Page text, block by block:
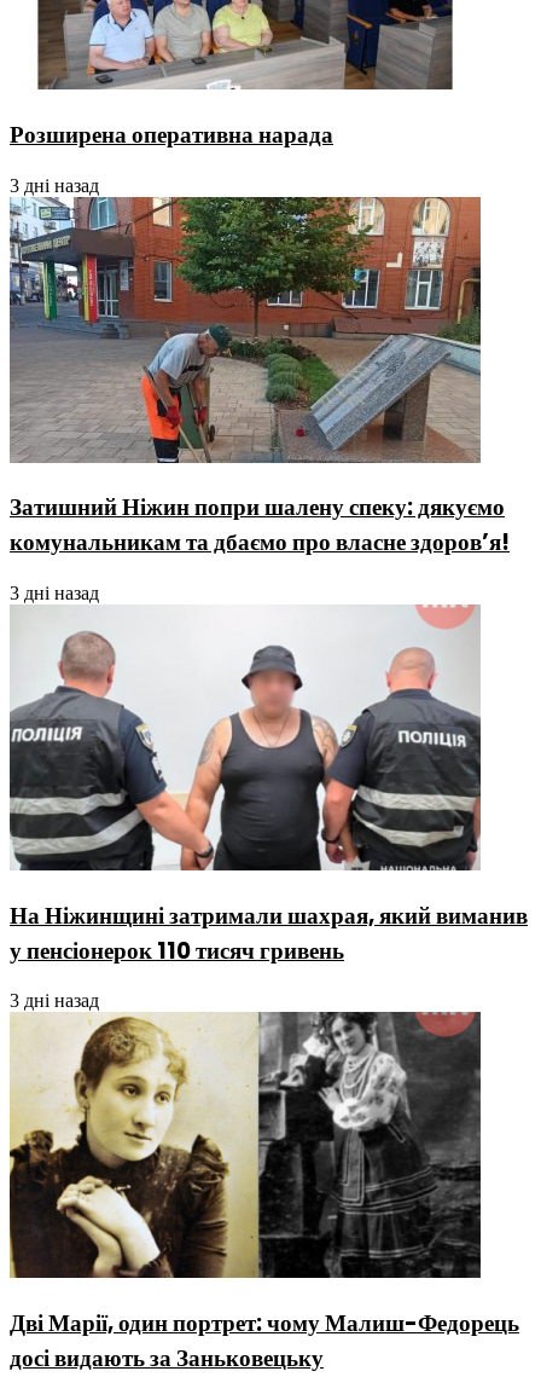
Розширена оперативна нарада
3 дні назад
Затишний Ніжин попри шалену спеку: дякуємо
комунальникам та дбаємо про власне здоров’я!
3 дні назад
На Ніжинщині затримали шахрая, який виманив
у пенсіонерок 110 тисяч гривень
3 дні назад
Дві Марії, один портрет: чому Малиш-Федорець
досі видають за Заньковецьку